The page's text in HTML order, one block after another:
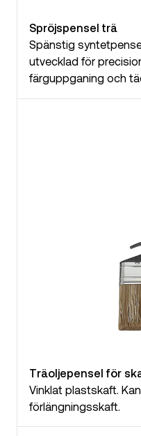
Spröjspensel trä
Spänstig
utvecklad för
färguppganing och
Träoljepensel för
Vinklat plastskaft.
förlängningsskaft.